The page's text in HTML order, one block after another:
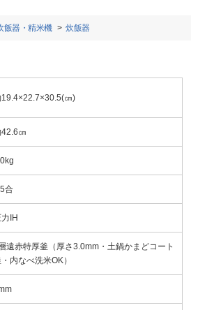
飯器・精米機 炊飯器
19.4×22.7×30.5(㎝)
㎝
合
IH
遠赤特厚釜（厚さ3.0mm・土鍋かまどコート
内なべ洗米OK）